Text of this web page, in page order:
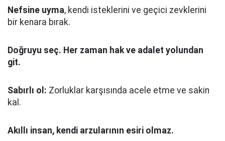
Nefsine uyma, kendi isteklerini ve geçici zevklerini
bir kenara bırak.
Doğruyu seç. Her zaman hak ve adalet yolundan
git.
Sabırlı ol: Zorluklar karşısında acele etme ve sakin
kal.
Akıllı insan, kendi arzularının esiri olmaz.